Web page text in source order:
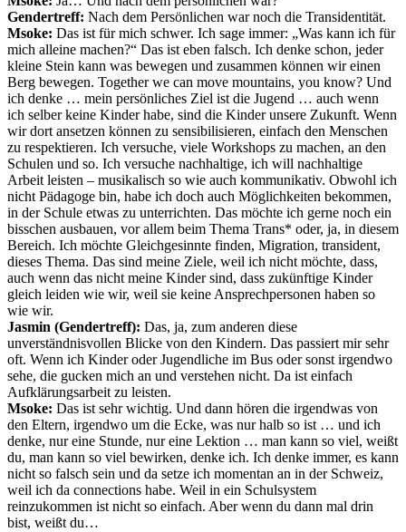
Gendertreff: Nach dem Persönlichen war noch die Transidentität.
Msoke: Das ist für mich schwer. Ich sage immer: „Was kann ich für
mich alleine machen?“ Das ist eben falsch. Ich denke schon, jeder
kleine Stein kann was bewegen und zusammen können wir einen
Berg bewegen. Together we can move mountains, you know? Und
ich denke … mein persönliches Ziel ist die Jugend … auch wenn
ich selber keine Kinder habe, sind die Kinder unsere Zukunft. Wenn
wir dort ansetzen können zu sensibilisieren, einfach den Menschen
zu respektieren. Ich versuche, viele Workshops zu machen, an den
Schulen und so. Ich versuche nachhaltige, ich will nachhaltige
Arbeit leisten – musikalisch so wie auch kommunikativ. Obwohl ich
nicht Pädagoge bin, habe ich doch auch Möglichkeiten bekommen,
in der Schule etwas zu unterrichten. Das möchte ich gerne noch ein
bisschen ausbauen, vor allem beim Thema Trans* oder, ja, in diesem
Bereich. Ich möchte Gleichgesinnte finden, Migration, transident,
dieses Thema. Das sind meine Ziele, weil ich nicht möchte, dass,
auch wenn das nicht meine Kinder sind, dass zukünftige Kinder
gleich leiden wie wir, weil sie keine Ansprechpersonen haben so
wie wir.
Jasmin (Gendertreff): Das, ja, zum anderen diese
unverständnisvollen Blicke von den Kindern. Das passiert mir sehr
oft. Wenn ich Kinder oder Jugendliche im Bus oder sonst irgendwo
sehe, die gucken mich an und verstehen nicht. Da ist einfach
Aufklärungsarbeit zu leisten.
Msoke: Das ist sehr wichtig. Und dann hören die irgendwas von
den Eltern, irgendwo um die Ecke, was nur halb so ist … und ich
denke, nur eine Stunde, nur eine Lektion … man kann so viel, weißt
du, man kann so viel bewirken, denke ich. Ich denke immer, es kann
nicht so falsch sein und da setze ich momentan an in der Schweiz,
weil ich da connections habe. Weil in ein Schulsystem
reinzukommen ist nicht so einfach. Aber wenn du dann mal drin
bist, weißt du…